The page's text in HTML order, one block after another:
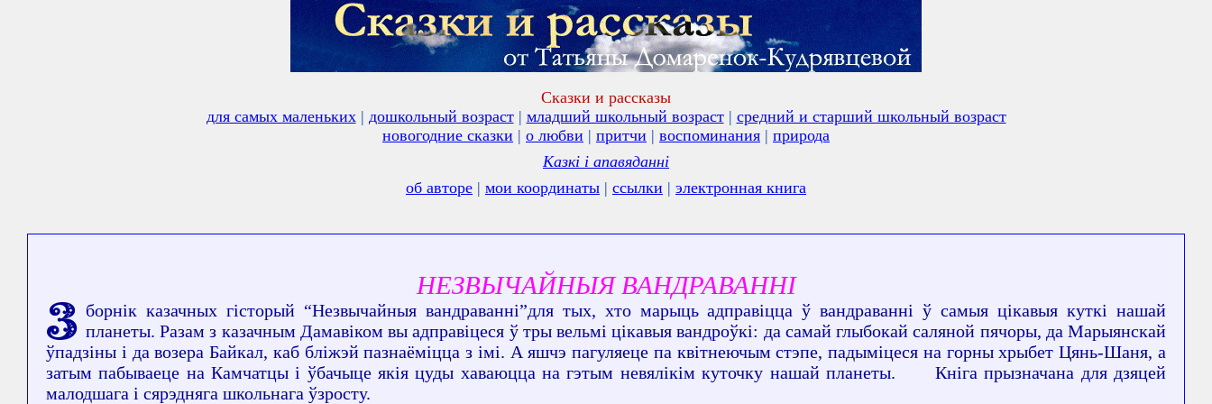
Сказки и рассказы
для самых маленьких| дошкольный возраст| младший школьный возраст| средний и старший школьный возраст
новогодние сказки | о любви | притчи | воспоминания | природа
Казкi і апавяданні
об авторе | мои координаты | ссылки | электронная книга
НЕЗВЫЧАЙНЫЯ ВАНДРАВАННІ
З борнік казачных гісторый “Незвычайныя вандраванні”для тых, хто марыць адправіцца ў вандраванні ў самыя цікавыя куткі нашай
планеты. Разам з казачным Дамавіком вы адправіцеся ў тры вельмі цікавыя вандроўкі: да самай глыбокай саляной пячоры, да Марыянскай
ўпадзіны і да возера Байкал, каб бліжэй пазнаёміцца з імі. А яшчэ пагуляеце па квітнеючым стэпе, падыміцеся на горны хрыбет Цянь-Шаня, а
затым пабываеце на Камчатцы і ўбачыце якія цуды хаваюцца на гэтым невялікім куточку нашай планеты. Кніга прызначана для дзяцей
малодшага і сярэдняга школьнага ўзросту.